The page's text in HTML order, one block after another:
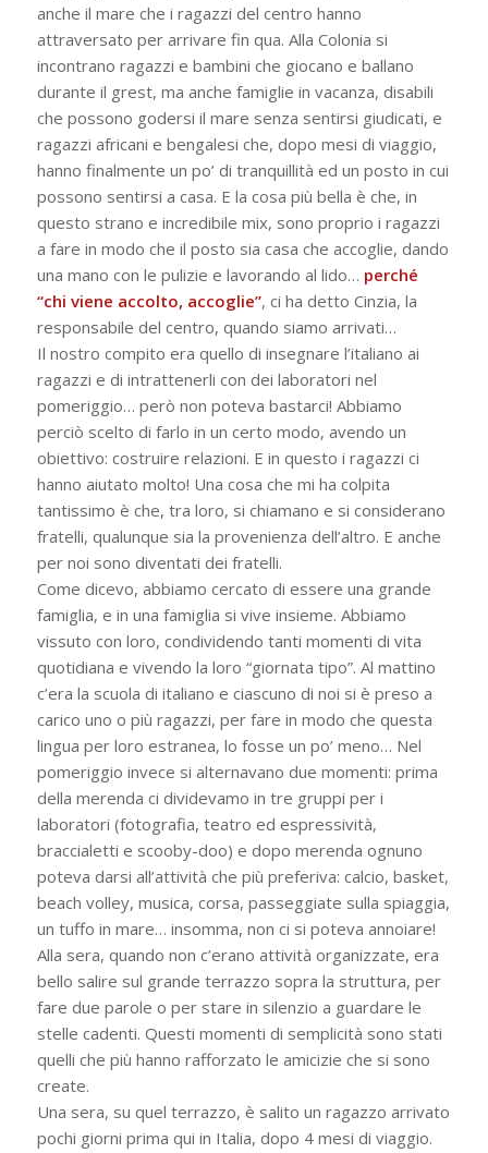
anche il mare che i ragazzi del centro hanno
attraversato per arrivare fin qua. Alla Colonia si
incontrano ragazzi e bambini che giocano e ballano
durante il grest, ma anche famiglie in vacanza, disabili
che possono godersi il mare senza sentirsi giudicati, e
ragazzi africani e bengalesi che, dopo mesi di viaggio,
hanno finalmente un po’ di tranquillità ed un posto in cui
possono sentirsi a casa. E la cosa più bella è che, in
questo strano e incredibile mix, sono proprio i ragazzi
a fare in modo che il posto sia casa che accoglie, dando
una mano con le pulizie e lavorando al lido… perché
“chi viene accolto, accoglie”, ci ha detto Cinzia, la
responsabile del centro, quando siamo arrivati…
Il nostro compito era quello di insegnare l’italiano ai
ragazzi e di intrattenerli con dei laboratori nel
pomeriggio… però non poteva bastarci! Abbiamo
perciò scelto di farlo in un certo modo, avendo un
obiettivo: costruire relazioni. E in questo i ragazzi ci
hanno aiutato molto! Una cosa che mi ha colpita
tantissimo è che, tra loro, si chiamano e si considerano
fratelli, qualunque sia la provenienza dell’altro. E anche
per noi sono diventati dei fratelli.
Come dicevo, abbiamo cercato di essere una grande
famiglia, e in una famiglia si vive insieme. Abbiamo
vissuto con loro, condividendo tanti momenti di vita
quotidiana e vivendo la loro “giornata tipo”. Al mattino
c’era la scuola di italiano e ciascuno di noi si è preso a
carico uno o più ragazzi, per fare in modo che questa
lingua per loro estranea, lo fosse un po’ meno… Nel
pomeriggio invece si alternavano due momenti: prima
della merenda ci dividevamo in tre gruppi per i
laboratori (fotografia, teatro ed espressività,
braccialetti e scooby-doo) e dopo merenda ognuno
poteva darsi all’attività che più preferiva: calcio, basket,
beach volley, musica, corsa, passeggiate sulla spiaggia,
un tuffo in mare… insomma, non ci si poteva annoiare!
Alla sera, quando non c’erano attività organizzate, era
bello salire sul grande terrazzo sopra la struttura, per
fare due parole o per stare in silenzio a guardare le
stelle cadenti. Questi momenti di semplicità sono stati
quelli che più hanno rafforzato le amicizie che si sono
create.
Una sera, su quel terrazzo, è salito un ragazzo arrivato
pochi giorni prima qui in Italia, dopo 4 mesi di viaggio.